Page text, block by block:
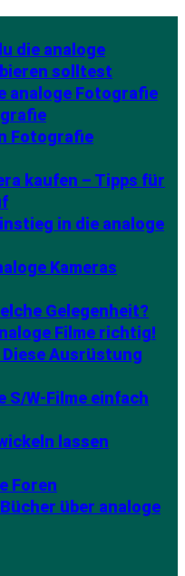
die analoge
solltest
analoge Fotografie
Fotografie
kaufen – Tipps für
in die analoge
Kameras
Gelegenheit?
Filme richtig!
Ausrüstung
S/W-Filme einfach
lassen
Foren
über analoge